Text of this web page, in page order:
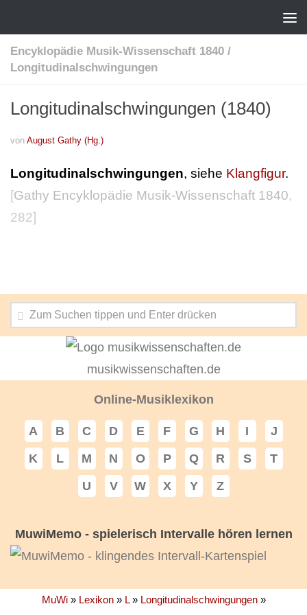
Encyklopädie Musik-Wissenschaft 1840 /
Longitudinalschwingungen
Longitudinalschwingungen (1840)
von August Gathy (Hg.)
Longitudinalschwingungen, siehe Klangfigur.
[Gathy Encyklopädie Musik-Wissenschaft 1840,
282]
musikwissenschaften.de
Online-Musiklexikon
A B C D E F G H I
J
K
L M N O P Q R S
T
U
V W X Y Z
MuwiMemo - spielerisch Intervalle hören lernen
MuWi» Lexikon» L» Longitudinalschwingungen»